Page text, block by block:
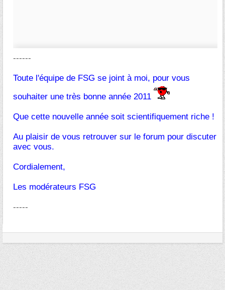
------
Toute l'équipe de FSG se joint à moi, pour vous
souhaiter une très bonne année 2011
Que cette nouvelle année soit scientifiquement riche !
Au plaisir de vous retrouver sur le forum pour discuter
avec vous.
Cordialement,
Les modérateurs FSG
-----